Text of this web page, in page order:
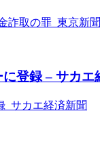
詐取の罪 東京新
登録 – サカエ
サカエ経済新聞